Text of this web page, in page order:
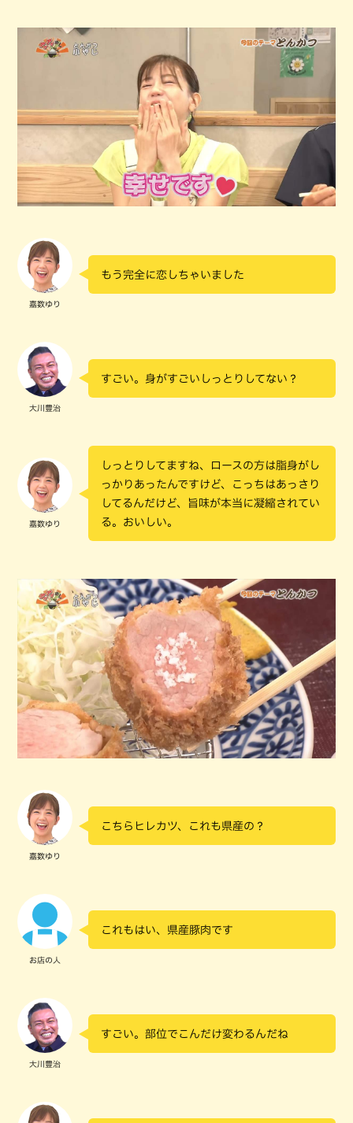
嘉数ゆり
もう完全に恋しちゃいました
大川豊治
すごい。身がすごいしっとりしてない？
嘉数ゆり
しっとりしてますね、ロースの方は脂身がし
っかりあったんですけど、こっちはあっさり
してるんだけど、旨味が本当に凝縮されてい
る。おいしい。
嘉数ゆり
こちらヒレカツ、これも県産の？
お店の人
これもはい、県産豚肉です
大川豊治
すごい。部位でこんだけ変わるんだね